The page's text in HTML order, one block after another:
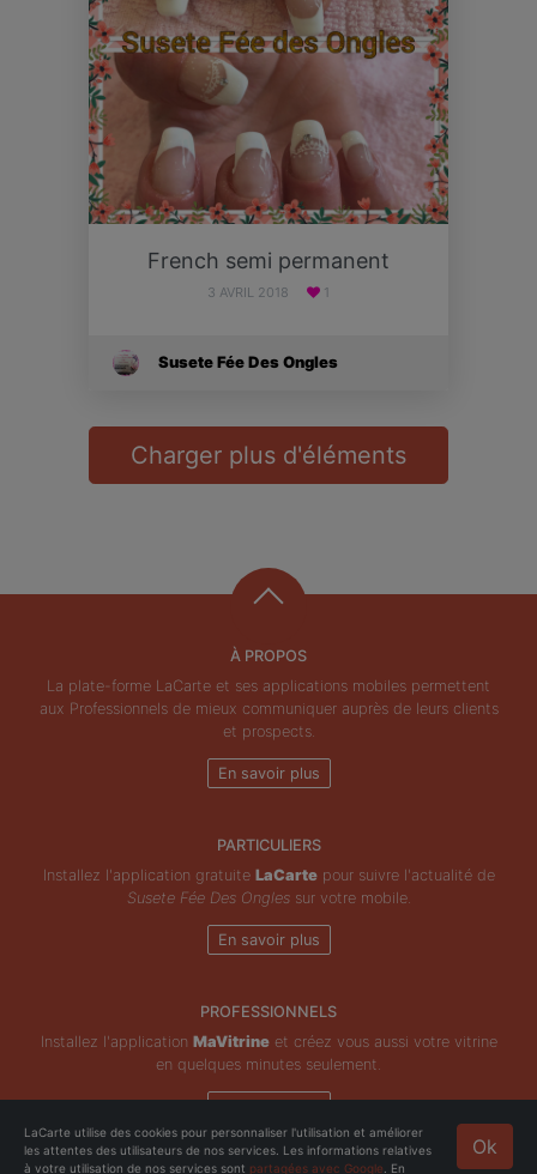
French semi permanent
3 AVRIL 2018 1
Susete Fée Des Ongles
Charger plus d'éléments
À PROPOS
La plate-forme LaCarte et ses applications mobiles permettent
aux Professionnels de mieux communiquer auprès de leurs clients
et prospects.
En savoir plus
PARTICULIERS
Installez l'application gratuite LaCartepour suivre l'actualité de
Susete Fée Des Onglessur votre mobile.
En savoir plus
PROFESSIONNELS
Installez l'application MaVitrineet créez vous aussi votre vitrine
en quelques minutes seulement.
En savoir plus
Copyright © ZeMAP 2026 - Tous droits réservés. Ok
LaCarte utilise des cookies pour personnaliser l'utilisation et améliorer
les attentes des utilisateurs de nos services. Les informations relatives
à votre utilisation de nos services sont partagées avec Google . En